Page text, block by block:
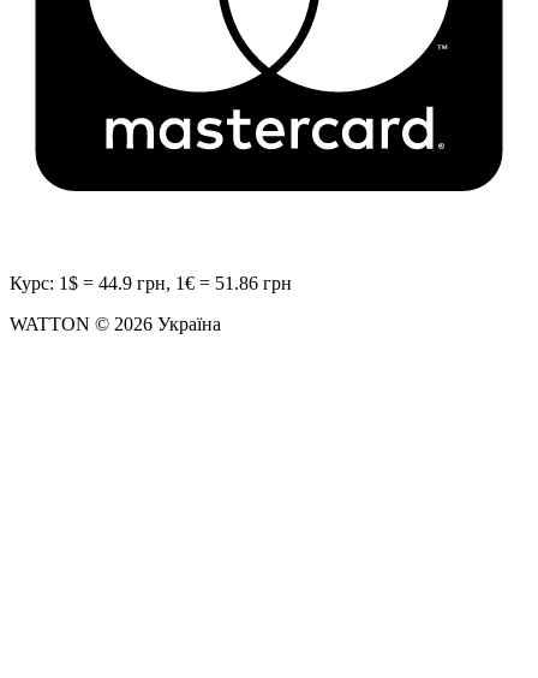
Курс: 1$ = 44.9 грн, 1€ = 51.86 грн
WATTON © 2026 Україна